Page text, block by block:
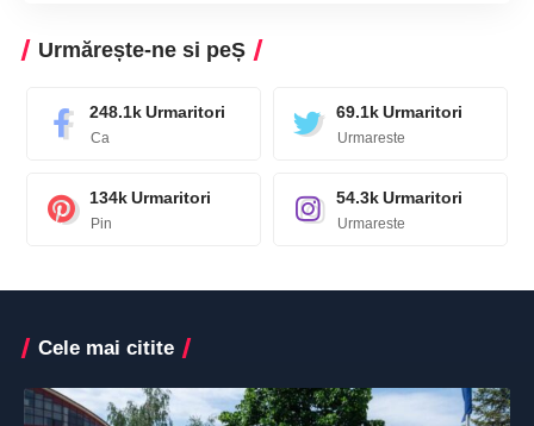
Urmărește-ne si peȘ
248.1k Urmaritori
Ca
69.1k Urmaritori
Urmareste
134k Urmaritori
Pin
54.3k Urmaritori
Urmareste
Cele mai citite